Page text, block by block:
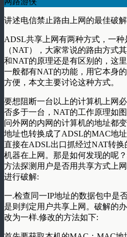
讲述电信禁止路由上网的最佳破解
ADSL共享上网有两种方式，一
（NAT），大家常说的路由方式
和NAT的原理还是有区别的，这
一般都有NAT的功能，用它本身
方便，本文主要讨论这种方式。
要想阻断一台以上的计算机上网
否多于一台，NAT的工作原理如
问外网的内网的计算机的地址都
地址也转换成了ADSL的MAC地
直接在ADSL出口抓经过NAT转
机器在上网。那是如何发现的呢
方法探测用户是否用共享方式上
进行破解:
一.检查同一IP地址的数据包中是
是则判定用户共享上网。破解的
改为一样.修改的方法如下: